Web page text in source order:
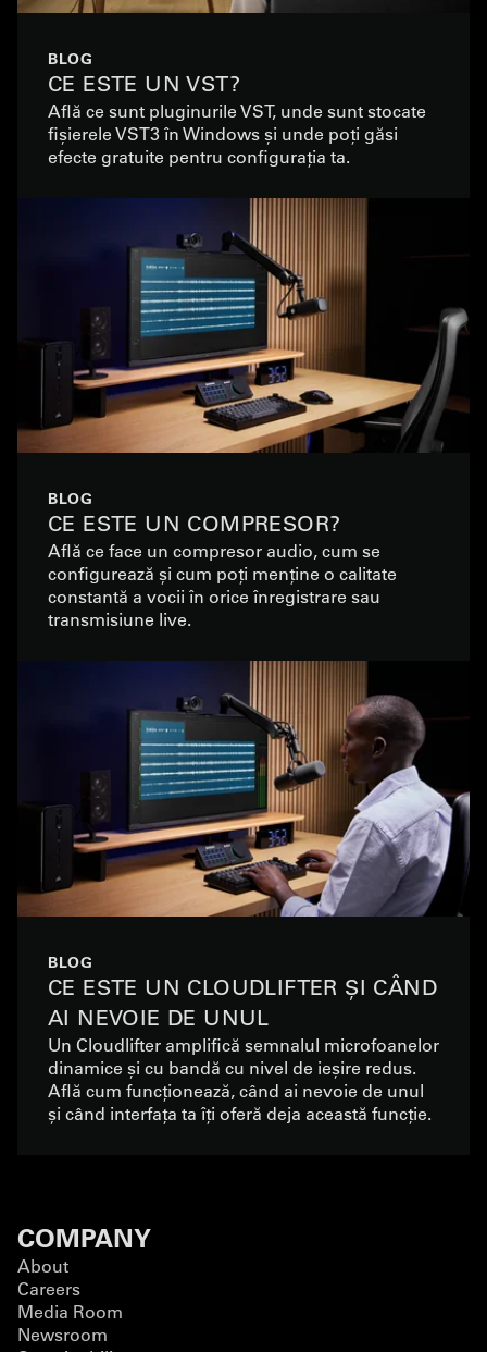
BLOG
CE ESTE UN VST?
Află ce sunt pluginurile VST, unde sunt stocate
fișierele VST3 în Windows și unde poți găsi
efecte gratuite pentru configurația ta.
BLOG
CE ESTE UN COMPRESOR?
Află ce face un compresor audio, cum se
configurează și cum poți menține o calitate
constantă a vocii în orice înregistrare sau
transmisiune live.
BLOG
CE ESTE UN CLOUDLIFTER ȘI CÂND
AI NEVOIE DE UNUL
Un Cloudlifter amplifică semnalul microfoanelor
dinamice și cu bandă cu nivel de ieșire redus.
Află cum funcționează, când ai nevoie de unul
și când interfața ta îți oferă deja această funcție.
COMPANY
About
Careers
Media Room
Newsroom